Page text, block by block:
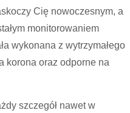
Cię nowoczesnym, a
monitorowaniem
wykonana z wytrzymałego
korona oraz odporne na
szczegół nawet w